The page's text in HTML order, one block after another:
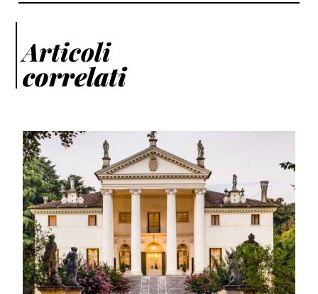
Articoli
correlati